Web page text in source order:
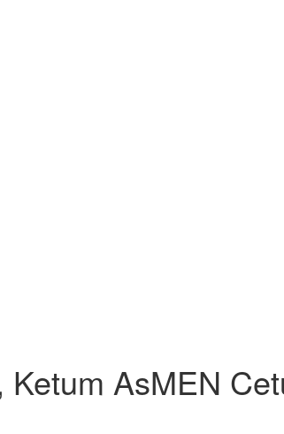
AsMEN